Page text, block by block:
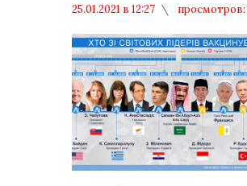
25.01.2021 в 12:27
просмотров: